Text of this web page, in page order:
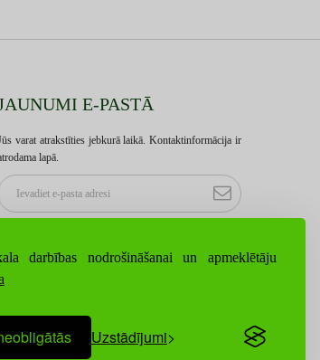
darbības nodrošināšanai un apmeklētāju
Uzstādījumi
E-PASTĀ
varat atrakstīties jebkurā laikā. Kontaktinformācija ir
lapā.